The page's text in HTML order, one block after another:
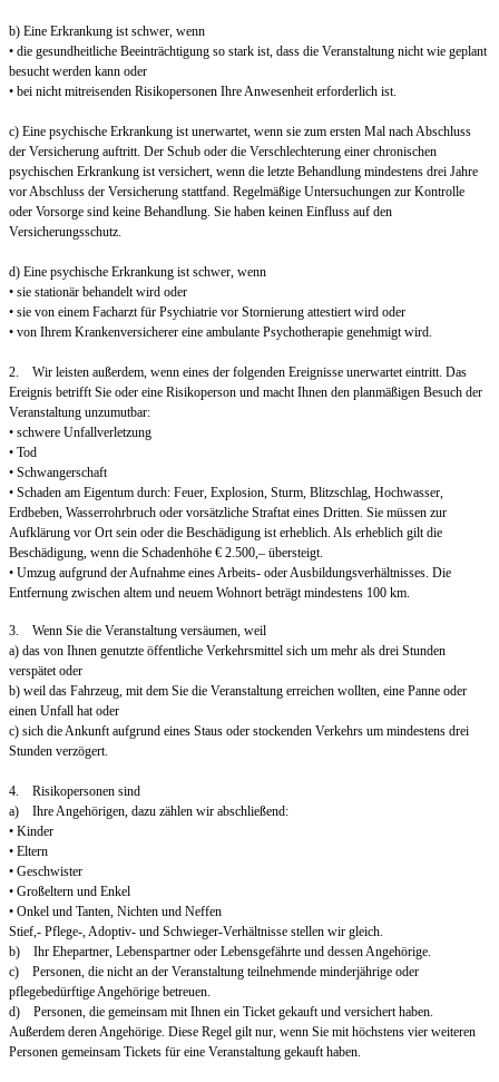
b) Eine Erkrankung ist schwer, wenn
• die gesundheitliche Beeinträchtigung so stark ist, dass die Veranstaltung nicht wie geplant
besucht werden kann oder
• bei nicht mitreisenden Risikopersonen Ihre Anwesenheit erforderlich ist.
c) Eine psychische Erkrankung ist unerwartet, wenn sie zum ersten Mal nach Abschluss
der Versicherung auftritt. Der Schub oder die Verschlechterung einer chronischen
psychischen Erkrankung ist versichert, wenn die letzte Behandlung mindestens drei Jahre
vor Abschluss der Versicherung stattfand. Regelmäßige Untersuchungen zur Kontrolle
oder Vorsorge sind keine Behandlung. Sie haben keinen Einfluss auf den
Versicherungsschutz.
d) Eine psychische Erkrankung ist schwer, wenn
• sie stationär behandelt wird oder
• sie von einem Facharzt für Psychiatrie vor Stornierung attestiert wird oder
• von Ihrem Krankenversicherer eine ambulante Psychotherapie genehmigt wird.
2. Wir leisten außerdem, wenn eines der folgenden Ereignisse unerwartet eintritt. Das
Ereignis betrifft Sie oder eine Risikoperson und macht Ihnen den planmäßigen Besuch der
Veranstaltung unzumutbar:
• schwere Unfallverletzung
• Tod
• Schwangerschaft
• Schaden am Eigentum durch: Feuer, Explosion, Sturm, Blitzschlag, Hochwasser,
Erdbeben, Wasserrohrbruch oder vorsätzliche Straftat eines Dritten. Sie müssen zur
Aufklärung vor Ort sein oder die Beschädigung ist erheblich. Als erheblich gilt die
Beschädigung, wenn die Schadenhöhe € 2.500,– übersteigt.
• Umzug aufgrund der Aufnahme eines Arbeits- oder Ausbildungsverhältnisses. Die
Entfernung zwischen altem und neuem Wohnort beträgt mindestens 100 km.
3. Wenn Sie die Veranstaltung versäumen, weil
a) das von Ihnen genutzte öffentliche Verkehrsmittel sich um mehr als drei Stunden
verspätet oder
b) weil das Fahrzeug, mit dem Sie die Veranstaltung erreichen wollten, eine Panne oder
einen Unfall hat oder
c) sich die Ankunft aufgrund eines Staus oder stockenden Verkehrs um mindestens drei
Stunden verzögert.
4. Risikopersonen sind
a) Ihre Angehörigen, dazu zählen wir abschließend:
• Kinder
• Eltern
• Geschwister
• Großeltern und Enkel
• Onkel und Tanten, Nichten und Neffen
Stief,- Pflege-, Adoptiv- und Schwieger-Verhältnisse stellen wir gleich.
b) Ihr Ehepartner, Lebenspartner oder Lebensgefährte und dessen Angehörige.
c) Personen, die nicht an der Veranstaltung teilnehmende minderjährige oder
pflegebedürftige Angehörige betreuen.
d) Personen, die gemeinsam mit Ihnen ein Ticket gekauft und versichert haben.
Außerdem deren Angehörige. Diese Regel gilt nur, wenn Sie mit höchstens vier weiteren
Personen gemeinsam Tickets für eine Veranstaltung gekauft haben.